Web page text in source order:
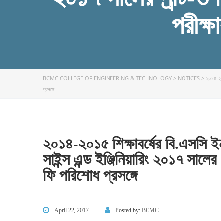
BCMC COLLEGE OF ENGINEERING & TECHNOLOGY > NOTICES > ২০১৪-
প্রসঙ্গে
২০১৪-২০১৫ শিক্ষাবর্ষের বি.এসসি
সাইন্স এন্ড ইঞ্জিনিয়ারিং ২০১৭
ফি পরিশোধ প্রসঙ্গে
April 22, 2017 Posted by: BCMC